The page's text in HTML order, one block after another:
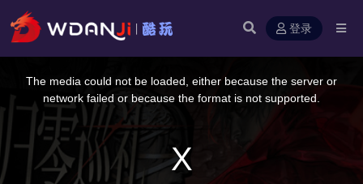
登录
The media could not be loaded, either because the server or
network failed or because the format is not supported.